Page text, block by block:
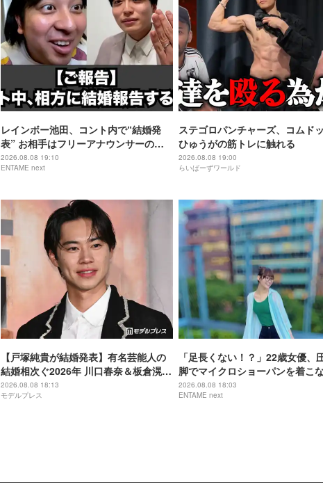
レインボー池田、コント内で“結婚発
表” お相手はフリーアナウンサーの佐
藤佳奈
2026.08.08 19:10
ENTAME next
ステゴロパンチャーズ、コムド
ひゅうがの筋トレに触れる
2026.08.08 19:00
らいばーずワールド
【戸塚純貴が結婚発表】有名芸能人の
結婚相次ぐ2026年 川口春奈＆板倉滉選
手・田中みな実＆亀梨和也・新木優子
＆中島裕翔ほか
2026.08.08 18:13
モデルプレス
「足長くない！？」22歳女優、
脚でマイクロショーパンを着こ
「めちゃくちゃ可愛い」
2026.08.08 18:03
ENTAME next